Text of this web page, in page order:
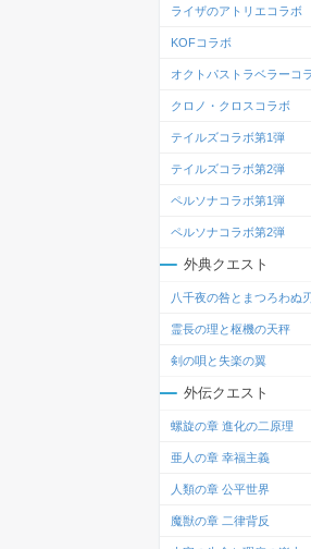
ライザのアトリエコラボ
KOFコラボ
オクトパストラベラーコ
クロノ・クロスコラボ
テイルズコラボ第1弾
テイルズコラボ第2弾
ペルソナコラボ第1弾
ペルソナコラボ第2弾
外典クエスト
八千夜の咎とまつろわぬ刃
霊長の理と枢機の天秤
剣の唄と失楽の翼
外伝クエスト
螺旋の章 進化の二原理
亜人の章 幸福主義
人類の章 公平世界
魔獣の章 二律背反